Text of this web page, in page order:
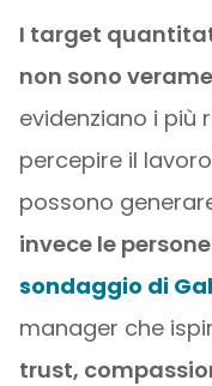
I target
non sono
evidenziano i più
percepire il
possono
invece le
sondaggio di
manager che
trust,